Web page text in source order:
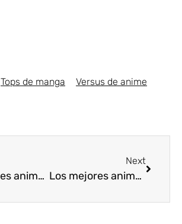
Tops de manga Versus de anime
Los mejores animes de Aventura de 2017 [Top5]
Next
Los mejores animes de Romance Primavera 2018 [Top5]